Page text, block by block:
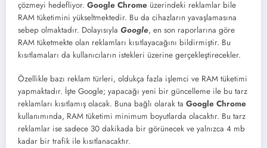
çözmeyi hedefliyor. Google Chrome üzerindeki reklamlar bile
RAM tüketimini yükseltmektedir. Bu da cihazların yavaşlamasına
sebep olmaktadır. Dolayısıyla Google, en son raporlarına göre
RAM tüketmekte olan reklamları kısıtlayacağını bildirmiştir. Bu
kısıtlamaları da kullanıcıların istekleri üzerine gerçekleştirecekler.
Özellikle bazı reklam türleri, oldukça fazla işlemci ve RAM tüketimi
yapmaktadır. İşte Google; yapacağı yeni bir güncelleme ile bu tarz
reklamları kısıtlamış olacak. Buna bağlı olarak ta Google Chrome
kullanımında, RAM tüketimi minimum boyutlarda olacaktır. Bu tarz
reklamlar ise sadece 30 dakikada bir görünecek ve yalnızca 4 mb
kadar bir trafik ile kısıtlanacaktır.